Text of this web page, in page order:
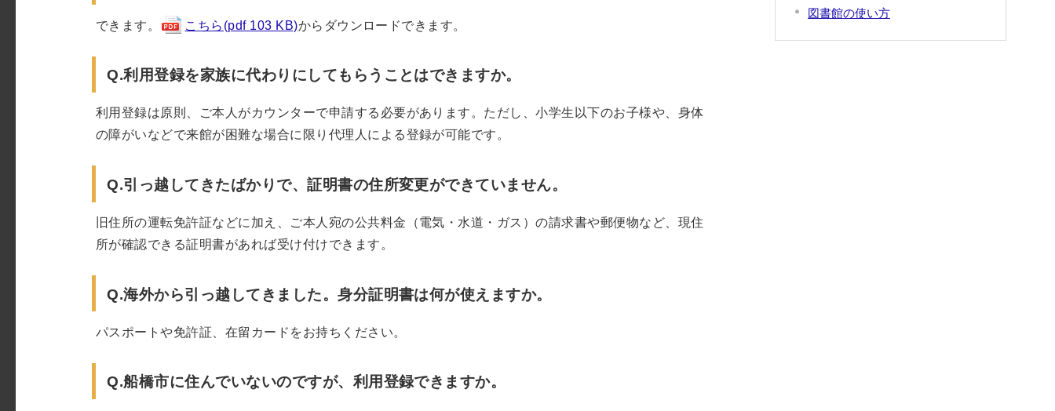
できます。 こちら(pdf 103 KB)からダウンロードできます。
Q.利用登録を家族に代わりにしてもらうことはできますか。
利用登録は原則、ご本人がカウンターで申請する必要があります。ただし、小学生以下のお子様や、身体
の障がいなどで来館が困難な場合に限り代理人による登録が可能です。
Q.引っ越してきたばかりで、証明書の住所変更ができていません。
旧住所の運転免許証などに加え、ご本人宛の公共料金（電気・水道・ガス）の請求書や郵便物など、現住
所が確認できる証明書があれば受け付けできます。
Q.海外から引っ越してきました。身分証明書は何が使えますか。
パスポートや免許証、在留カードをお持ちください。
Q.船橋市に住んでいないのですが、利用登録できますか。
図書館の使い方